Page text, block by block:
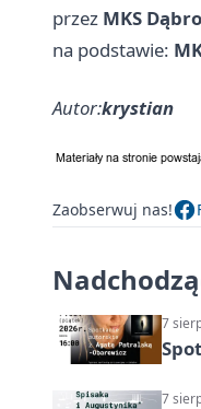
przez MKS
na podstawie:
Autor:krystian
Zaobserwuj nas!
7
7